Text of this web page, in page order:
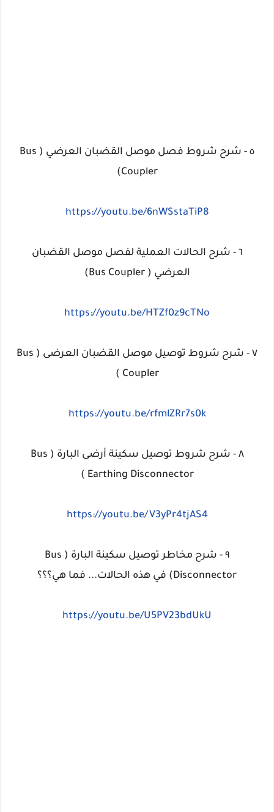
٥ - شرح شروط فصل موصل القضبان العرضي ( Bus
Coupler)
https://youtu.be/6nWSstaTiP8
٦ - شرح الحالات العملية لفصل موصل القضبان
العرضي ( Bus Coupler)
https://youtu.be/HTZf0z9cTNo
٧ - شرح شروط توصيل موصل القضبان العرضى ( Bus
Coupler )
https://youtu.be/rfmlZRr7s0k
٨ - شرح شروط توصيل سكينة أرضى البارة ( Bus
Earthing Disconnector )
https://youtu.be/V3yPr4tjAS4
٩ - شرح مخاطر توصيل سكينة البارة ( Bus
Disconnector) في هذه الحالات... فما هي؟؟؟
https://youtu.be/U5PV23bdUkU